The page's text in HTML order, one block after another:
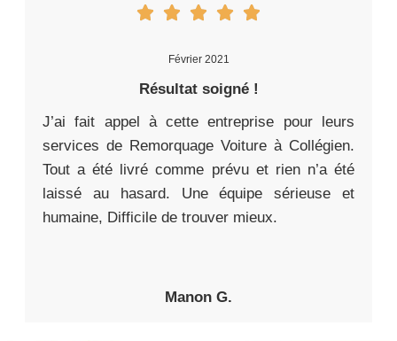
Février 2021
Résultat soigné !
J’ai fait appel à cette entreprise pour leurs
services de Remorquage Voiture à Collégien.
Tout a été livré comme prévu et rien n’a été
laissé au hasard. Une équipe sérieuse et
humaine, Difficile de trouver mieux.
Manon G.